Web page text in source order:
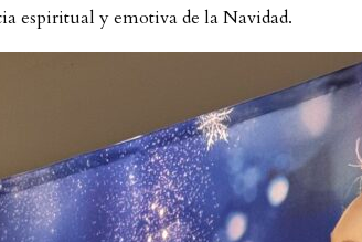
espiritual y emotiva de la Navidad.